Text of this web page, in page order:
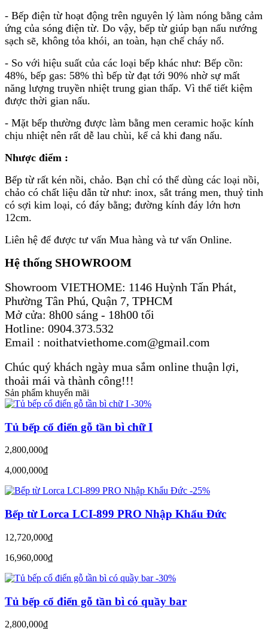
- Bếp điện từ hoạt động trên nguyên lý làm nóng bằng cảm
ứng của sóng điện từ. Do vậy, bếp từ giúp bạn nấu nướng
sạch sẽ, không tỏa khói, an toàn, hạn chế cháy nổ.
- So với hiệu suất của các loại bếp khác như: Bếp cồn:
48%, bếp gas: 58% thì bếp từ đạt tới 90% nhờ sự mất
năng lượng truyền nhiệt trung gian thấp. Vì thế tiết kiệm
được thời gian nấu.
- Mặt bếp thường được làm bằng men ceramic hoặc kính
chịu nhiệt nên rất dễ lau chùi, kể cả khi đang nấu.
Nhược điểm :
Bếp từ rất kén nồi, chảo. Bạn chỉ có thể dùng các loại nồi,
chảo có chất liệu dẫn từ như: inox, sắt tráng men, thuỷ tinh
có sợi kim loại, có đáy bằng; đường kính đáy lớn hơn
12cm.
Liên hệ để được tư vấn Mua hàng và tư vấn Online.
Hệ thống SHOWROOM
Showroom VIETHOME: 1146 Huỳnh Tấn Phát,
Phường Tân Phú, Quận 7, TPHCM
Mở cửa: 8h00 sáng - 18h00 tối
Hotline: 0904.373.532
Email : noithatviethome.com@gmail.com
Chúc quý khách ngày mua sắm online thuận lợi,
thoải mái và thành công!!!
Sản phẩm khuyến mãi
-30%
Tủ bếp cổ điển gỗ tần bì chữ I
2,800,000đ
4,000,000đ
-25%
Bếp từ Lorca LCI-899 PRO Nhập Khẩu Đức
12,720,000đ
16,960,000đ
-30%
Tủ bếp cổ điển gỗ tần bì có quầy bar
2,800,000đ